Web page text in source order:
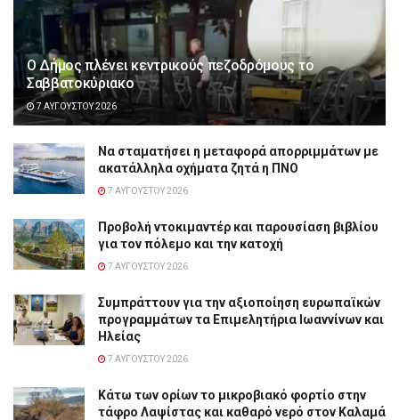
Ο Δήμος πλένει κεντρικούς πεζοδρόμους το
Σαββατοκύριακο
7 ΑΥΓΟΎΣΤΟΥ 2026
Να σταματήσει η μεταφορά απορριμμάτων με
ακατάλληλα οχήματα ζητά η ΠΝΟ
7 ΑΥΓΟΎΣΤΟΥ 2026
Προβολή ντοκιμαντέρ και παρουσίαση βιβλίου
για τον πόλεμο και την κατοχή
7 ΑΥΓΟΎΣΤΟΥ 2026
Συμπράττουν για την αξιοποίηση ευρωπαϊκών
προγραμμάτων τα Επιμελητήρια Ιωαννίνων και
Ηλείας
7 ΑΥΓΟΎΣΤΟΥ 2026
Κάτω των ορίων το μικροβιακό φορτίο στην
τάφρο Λαψίστας και καθαρό νερό στον Καλαμά